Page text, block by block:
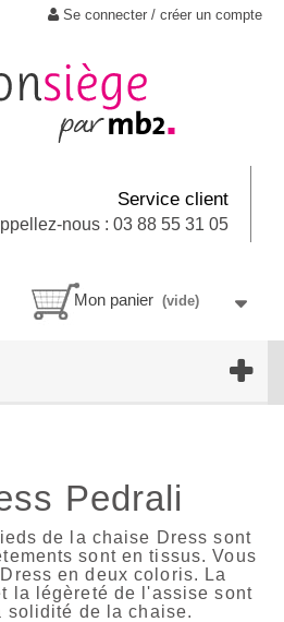
Se connecter / créer un compte
Service client
nous : 03 88 55 31 05
Mon panier (vide)
Pedrali
de la chaise Dress sont
sont en tissus. Vous
en deux coloris. La
la légèreté de l'assise sont
solidité de la chaise.